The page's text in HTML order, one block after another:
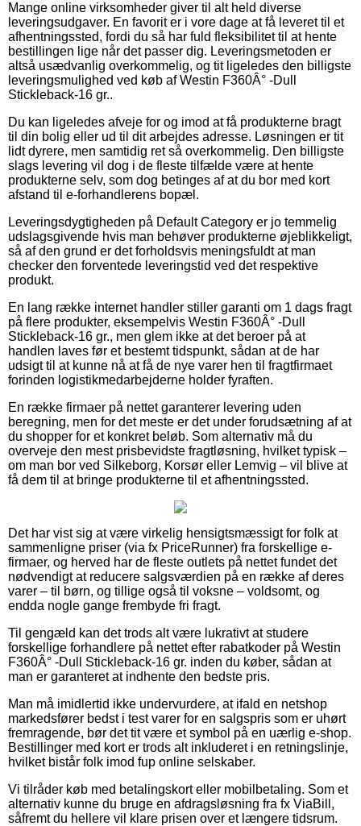
Mange online virksomheder giver til alt held diverse
leveringsudgaver. En favorit er i vore dage at få leveret til et
afhentningssted, fordi du så har fuld fleksibilitet til at hente
bestillingen lige når det passer dig. Leveringsmetoden er
altså usædvanlig overkommelig, og tit ligeledes den billigste
leveringsmulighed ved køb af Westin F360Â° -Dull
Stickleback-16 gr..
Du kan ligeledes afveje for og imod at få produkterne bragt
til din bolig eller ud til dit arbejdes adresse. Løsningen er tit
lidt dyrere, men samtidig ret så overkommelig. Den billigste
slags levering vil dog i de fleste tilfælde være at hente
produkterne selv, som dog betinges af at du bor med kort
afstand til e-forhandlerens bopæl.
Leveringsdygtigheden på Default Category er jo temmelig
udslagsgivende hvis man behøver produkterne øjeblikkeligt,
så af den grund er det forholdsvis meningsfuldt at man
checker den forventede leveringstid ved det respektive
produkt.
En lang række internet handler stiller garanti om 1 dags fragt
på flere produkter, eksempelvis Westin F360Â° -Dull
Stickleback-16 gr., men glem ikke at det beroer på at
handlen laves før et bestemt tidspunkt, sådan at de har
udsigt til at kunne nå at få de nye varer hen til fragtfirmaet
forinden logistikmedarbejderne holder fyraften.
En række firmaer på nettet garanterer levering uden
beregning, men for det meste er det under forudsætning af at
du shopper for et konkret beløb. Som alternativ må du
overveje den mest prisbevidste fragtløsning, hvilket typisk –
om man bor ved Silkeborg, Korsør eller Lemvig – vil blive at
få dem til at bringe produkterne til et afhentningssted.
Det har vist sig at være virkelig hensigtsmæssigt for folk at
sammenligne priser (via fx PriceRunner) fra forskellige e-
firmaer, og herved har de fleste outlets på nettet fundet det
nødvendigt at reducere salgsværdien på en række af deres
varer – til børn, og tillige også til voksne – voldsomt, og
endda nogle gange frembyde fri fragt.
Til gengæld kan det trods alt være lukrativt at studere
forskellige forhandlere på nettet efter rabatkoder på Westin
F360Â° -Dull Stickleback-16 gr. inden du køber, sådan at
man er garanteret at indhente den bedste pris.
Man må imidlertid ikke undervurdere, at ifald en netshop
markedsfører bedst i test varer for en salgspris som er uhørt
fremragende, bør det tit være et symbol på en uærlig e-shop.
Bestillinger med kort er trods alt inkluderet i en retningslinje,
hvilket bistår folk imod fup online selskaber.
Vi tilråder køb med betalingskort eller mobilbetaling. Som et
alternativ kunne du bruge en afdragsløsning fra fx ViaBill,
såfremt du hellere vil klare prisen over et længere tidsrum.